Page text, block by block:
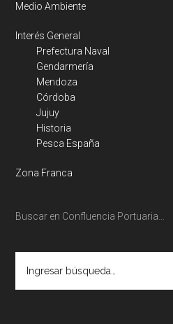
Medio Ambiente
Interés General
Prefectura Naval
Gendarmería
Mendoza
Córdoba
Jujuy
Historia
Pesca España
Zona Franca
Buscar en Confluencia Portuaria…
búsqueda…